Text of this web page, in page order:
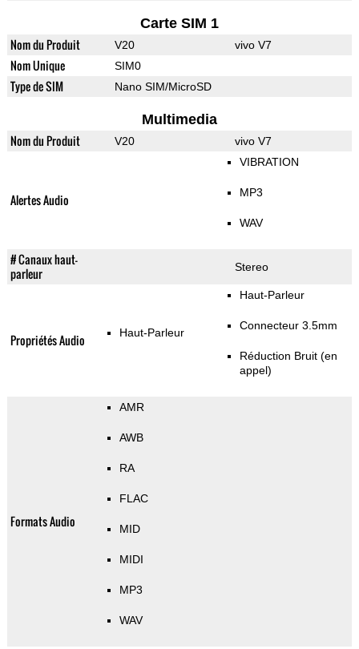
Carte SIM 1
Nom du Produit V20 vivo V7
Nom Unique SIM0
Type de SIM Nano SIM/MicroSD
Multimedia
Nom du Produit V20 vivo V7
Alertes Audio
VIBRATION
MP3
WAV
# Canaux haut-
parleur
Stereo
Propriétés Audio Haut-Parleur
Haut-Parleur
Connecteur 3.5mm
Réduction Bruit (en
appel)
Formats Audio
AMR
AWB
RA
FLAC
MID
MIDI
MP3
WAV